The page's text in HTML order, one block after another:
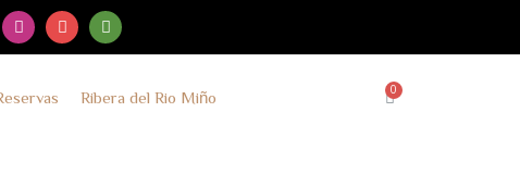
Ribera del Rio Miño